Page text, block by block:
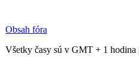
Obsah fóra
Všetky časy sú v GMT + 1 hodina